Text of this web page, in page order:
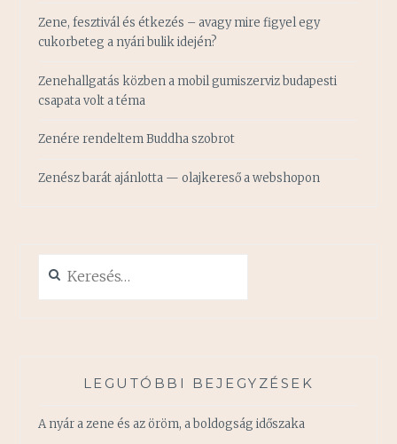
Zene, fesztivál és étkezés – avagy mire figyel egy
cukorbeteg a nyári bulik idején?
Zenehallgatás közben a mobil gumiszerviz budapesti
csapata volt a téma
Zenére rendeltem Buddha szobrot
Zenész barát ajánlotta — olajkereső a webshopon
LEGUTÓBBI BEJEGYZÉSEK
A nyár a zene és az öröm, a boldogság időszaka